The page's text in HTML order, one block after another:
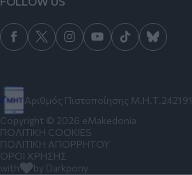
Αριθμός Πιστοποίησης Μ.Η.Τ.242191
Copyright © 2026 eMakedonia
ΠΟΛΙΤΙΚΗ COOKIES
ΠΟΛΙΤΙΚΗ ΑΠΟΡΡΗΤΟΥ
ΟΡΟΙ ΧΡΗΣΗΣ
with
by Darkpony